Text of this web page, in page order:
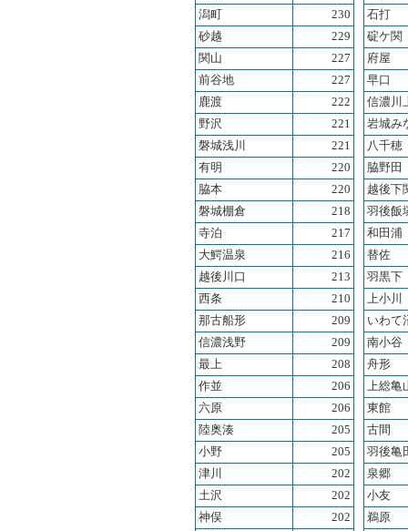
潟町
230
砂越
229
関山
227
前谷地
227
鹿渡
222
野沢
221
磐城浅川
221
有明
220
脇本
220
磐城棚倉
218
寺泊
217
大鰐温泉
216
越後川口
213
西条
210
那古船形
209
信濃浅野
209
最上
208
作並
206
六原
206
陸奥湊
205
小野
205
津川
202
土沢
202
神俣
202
石打
碇ケ関
府屋
早口
信濃川
岩城み
八千穂
脇野田
越後下
羽後飯
和田浦
替佐
羽黒下
上小川
いわて
南小谷
舟形
上総亀
東館
古間
羽後亀
泉郷
小友
鵜原